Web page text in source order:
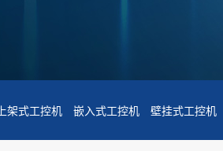
上架式工控机 嵌入式工控机 壁挂式工控机